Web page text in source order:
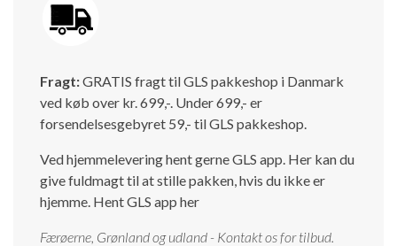
Fragt:GRATIS fragt til GLS pakkeshop i Danmark
ved køb over kr. 699,-. Under 699,- er
forsendelsesgebyret 59,- til GLS pakkeshop.
Ved hjemmelevering hent gerne GLS app. Her kan du
give fuldmagt til at stille pakken, hvis du ikke er
hjemme. Hent GLS app her
Færøerne, Grønland og udland - Kontakt os for tilbud.